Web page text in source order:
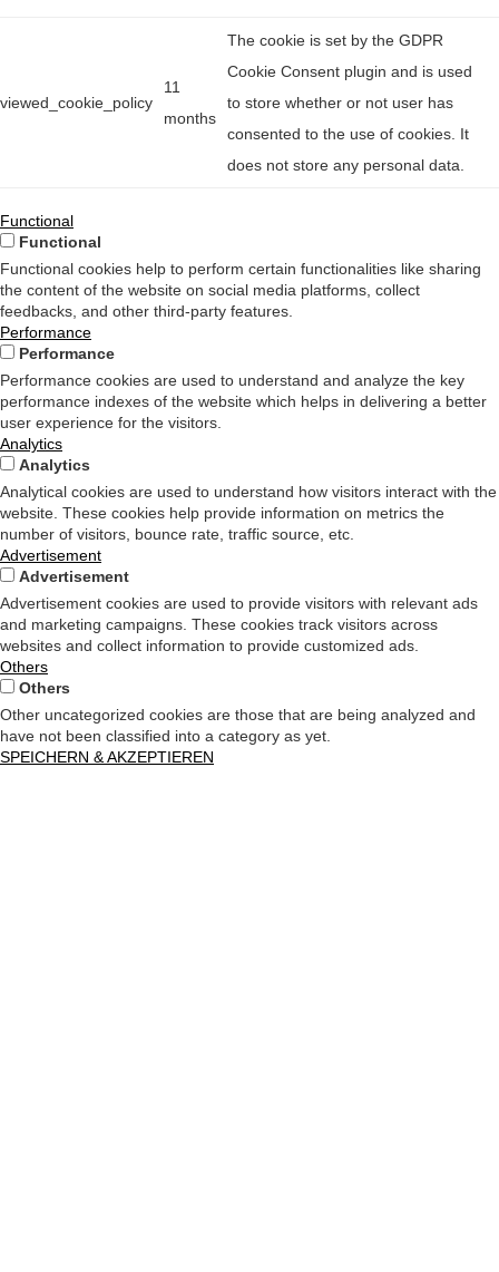
viewed_cookie_policy
11
months
The cookie is set by the GDPR
Cookie Consent plugin and is used
to store whether or not user has
consented to the use of cookies. It
does not store any personal data.
Functional
Functional
Functional cookies help to perform certain functionalities like sharing
the content of the website on social media platforms, collect
feedbacks, and other third-party features.
Performance
Performance
Performance cookies are used to understand and analyze the key
performance indexes of the website which helps in delivering a better
user experience for the visitors.
Analytics
Analytics
Analytical cookies are used to understand how visitors interact with the
website. These cookies help provide information on metrics the
number of visitors, bounce rate, traffic source, etc.
Advertisement
Advertisement
Advertisement cookies are used to provide visitors with relevant ads
and marketing campaigns. These cookies track visitors across
websites and collect information to provide customized ads.
Others
Others
Other uncategorized cookies are those that are being analyzed and
have not been classified into a category as yet.
SPEICHERN & AKZEPTIEREN